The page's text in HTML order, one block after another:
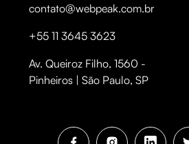
contato@webpeak.com.br
+55 11 3645 3623
Av. Queiroz Filho, 1560 -
Pinheiros | São Paulo, SP